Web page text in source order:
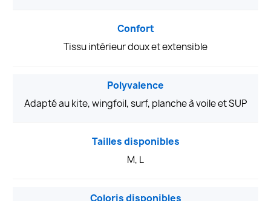
Confort
Tissu intérieur doux et extensible
Polyvalence
Adapté au kite, wingfoil, surf, planche à voile et SUP
Tailles disponibles
M, L
Coloris disponibles